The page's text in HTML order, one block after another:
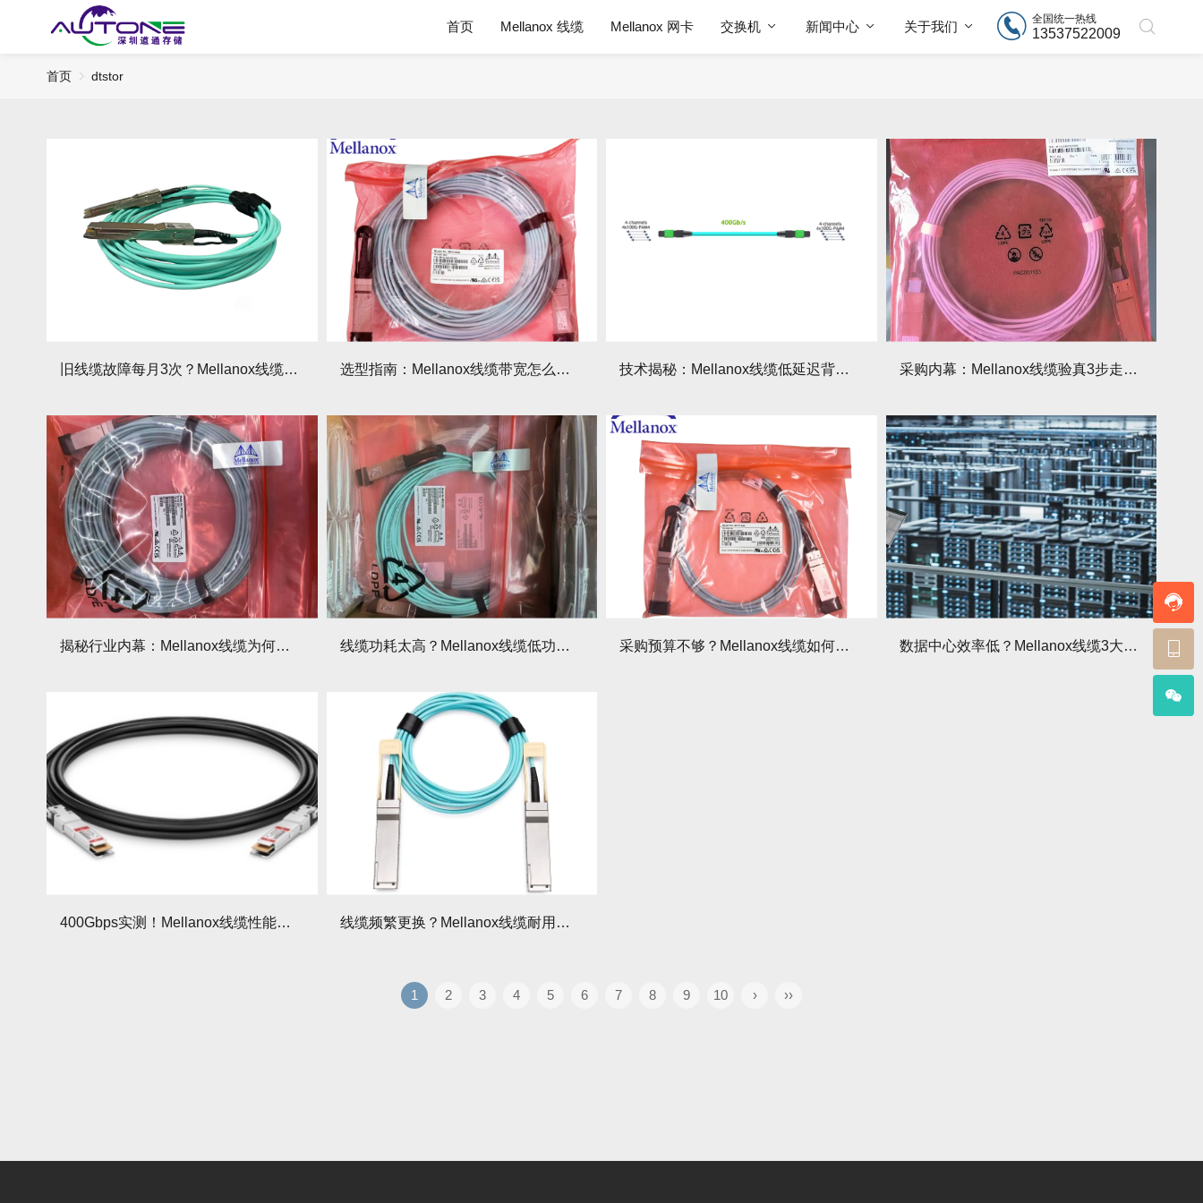
首页 Mellanox 线缆 Mellanox 网卡 交换机 新闻中心 关于我们
全国统一热线
13537522009
首页 dtstor
旧线缆故障每月3次？Mellanox线缆全年零故障，太省心！ 选型指南：Mellanox线缆带宽怎么选？看完这篇不纠结！ 技术揭秘：Mellanox线缆低延迟背后的“信号优化”黑科技！ 采购内幕：Mellanox线缆验真3步走，假货休想蒙混过关！
揭秘行业内幕：Mellanox线缆为何比同类产品耐用3倍？ 线缆功耗太高？Mellanox线缆低功耗方案能省多少电费？ 采购预算不够？Mellanox线缆如何做到“少花钱多办事”？ 数据中心效率低？Mellanox线缆3大性能优势帮你破局！
400Gbps实测！Mellanox线缆性能超越行业标准20%！ 线缆频繁更换？Mellanox线缆耐用性升级，3年不用换！
1 2 3 4 5 6 7 8 9 10 › ››